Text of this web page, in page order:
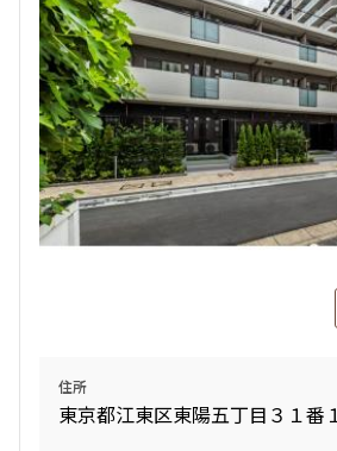
新着 賃料改定
３１１
204,000円15,000円
1.0ヶ月 1.0ヶ月
1LDK43.43㎡
住所
東京都江東区東陽五丁目３１番